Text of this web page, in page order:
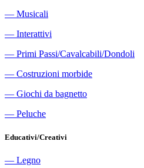
― Musicali
― Interattivi
― Primi Passi/Cavalcabili/Dondoli
― Costruzioni morbide
― Giochi da bagnetto
― Peluche
Educativi/Creativi
― Legno